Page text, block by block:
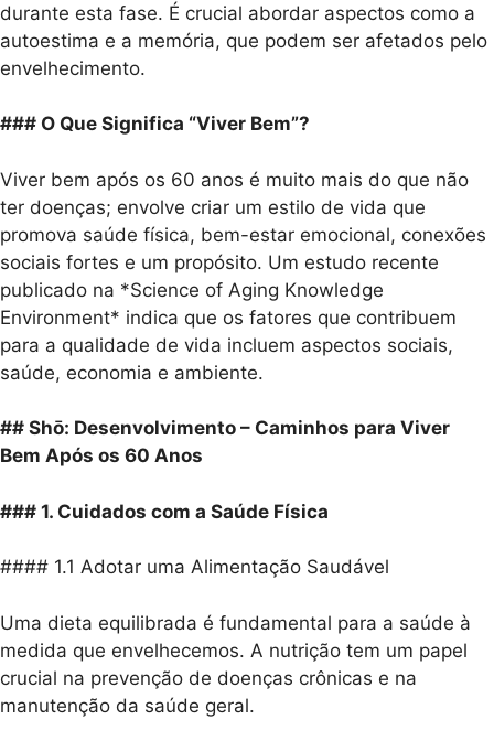
durante esta fase. É crucial abordar aspectos como a
autoestima e a memória, que podem ser afetados pelo
envelhecimento.
### O Que Significa “Viver Bem”?
Viver bem após os 60 anos é muito mais do que não
ter doenças; envolve criar um estilo de vida que
promova saúde física, bem-estar emocional, conexões
sociais fortes e um propósito. Um estudo recente
publicado na *Science of Aging Knowledge
Environment* indica que os fatores que contribuem
para a qualidade de vida incluem aspectos sociais,
saúde, economia e ambiente.
## Shō: Desenvolvimento – Caminhos para Viver
Bem Após os 60 Anos
### 1. Cuidados com a Saúde Física
#### 1.1 Adotar uma Alimentação Saudável
Uma dieta equilibrada é fundamental para a saúde à
medida que envelhecemos. A nutrição tem um papel
crucial na prevenção de doenças crônicas e na
manutenção da saúde geral.